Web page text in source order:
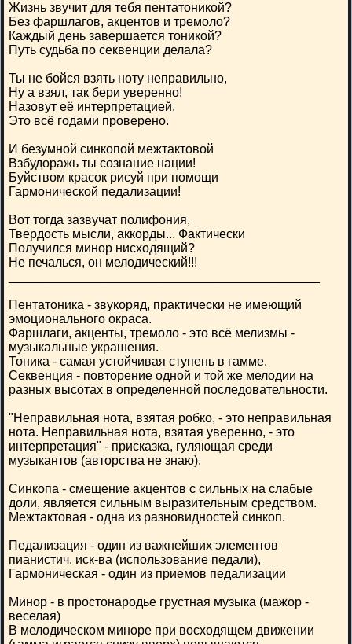
Жизнь звучит для тебя пентатоникой?
Без фаршлагов, акцентов и тремоло?
Каждый день завершается тоникой?
Путь судьба по секвенции делала?
Ты не бойся взять ноту неправильно,
Ну а взял, так бери уверенно!
Назовут её интерпретацией,
Это всё годами проверено.
И безумной синкопой межтактовой
Взбудоражь ты сознание нации!
Буйством красок рисуй при помощи
Гармонической педализации!
Вот тогда зазвучат полифония,
Твердость мысли, аккорды... Фактически
Получился минор нисходящий?
Не печалься, он мелодический!!!
Пентатоника - звукоряд, практически не имеющий
эмоционального окраса.
Фаршлаги, акценты, тремоло - это всё мелизмы -
музыкальные украшения.
Тоника - самая устойчивая ступень в гамме.
Секвенция - повторение одной и той же мелодии на
разных высотах в определенной последовательности.
"Неправильная нота, взятая робко, - это неправильная
нота. Неправильная нота, взятая уверенно, - это
интерпретация" - присказка, гуляющая среди
музыкантов (авторства не знаю).
Синкопа - смещение акцентов с сильных на слабые
доли, является сильным выразительным средством.
Межтактовая - одна из разновидностей синкоп.
Педализация - один из важнейших элементов
пианистич. иск-ва (использование педали),
Гармоническая - один из приемов педализации
Минор - в простонародье грустная музыка (мажор -
веселая)
В мелодическом миноре при восходящем движении